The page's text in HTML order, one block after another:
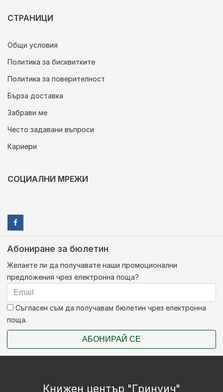
СТРАНИЦИ
Общи условия
Политика за бисквитките
Политика за поверителност
Бърза доставка
Забрави ме
Често задавани въпроси
Кариери
СОЦИАЛНИ МРЕЖИ
Абониране за бюлетин
Желаете ли да получавате наши промоционални
предложения чрез електронна поща?
Съгласен съм да получавам бюлетин чрез електронна
поща.
АБОНИРАЙ СЕ
Книжен център "Гринуич"